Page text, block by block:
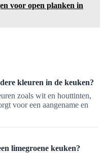
voor open planken in
kleuren in de keuken?
zoals wit en houttinten,
voor een aangename en
limegroene keuken?